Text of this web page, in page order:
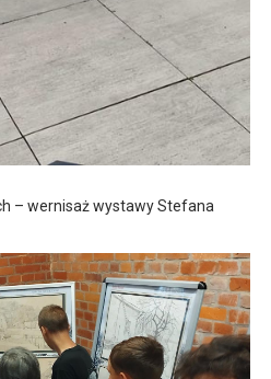
– wernisaż wystawy Stefana